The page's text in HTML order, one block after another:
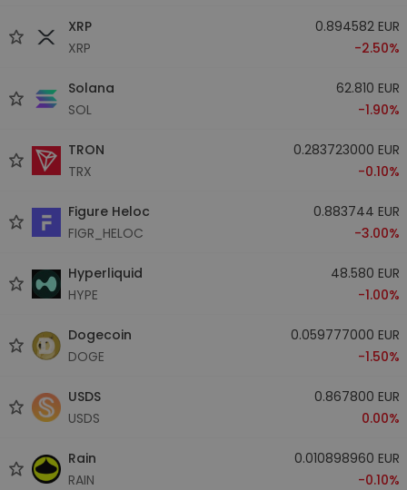
XRP
XRP
0.894582 EUR
-2.50%
Solana
SOL
62.810 EUR
-1.90%
TRON
TRX
0.283723000 EUR
-0.10%
Figure Heloc
FIGR_HELOC
0.883744 EUR
-3.00%
Hyperliquid
HYPE
48.580 EUR
-1.00%
Dogecoin
DOGE
0.059777000 EUR
-1.50%
USDS
USDS
0.867800 EUR
0.00%
Rain
RAIN
0.010898960 EUR
-0.10%